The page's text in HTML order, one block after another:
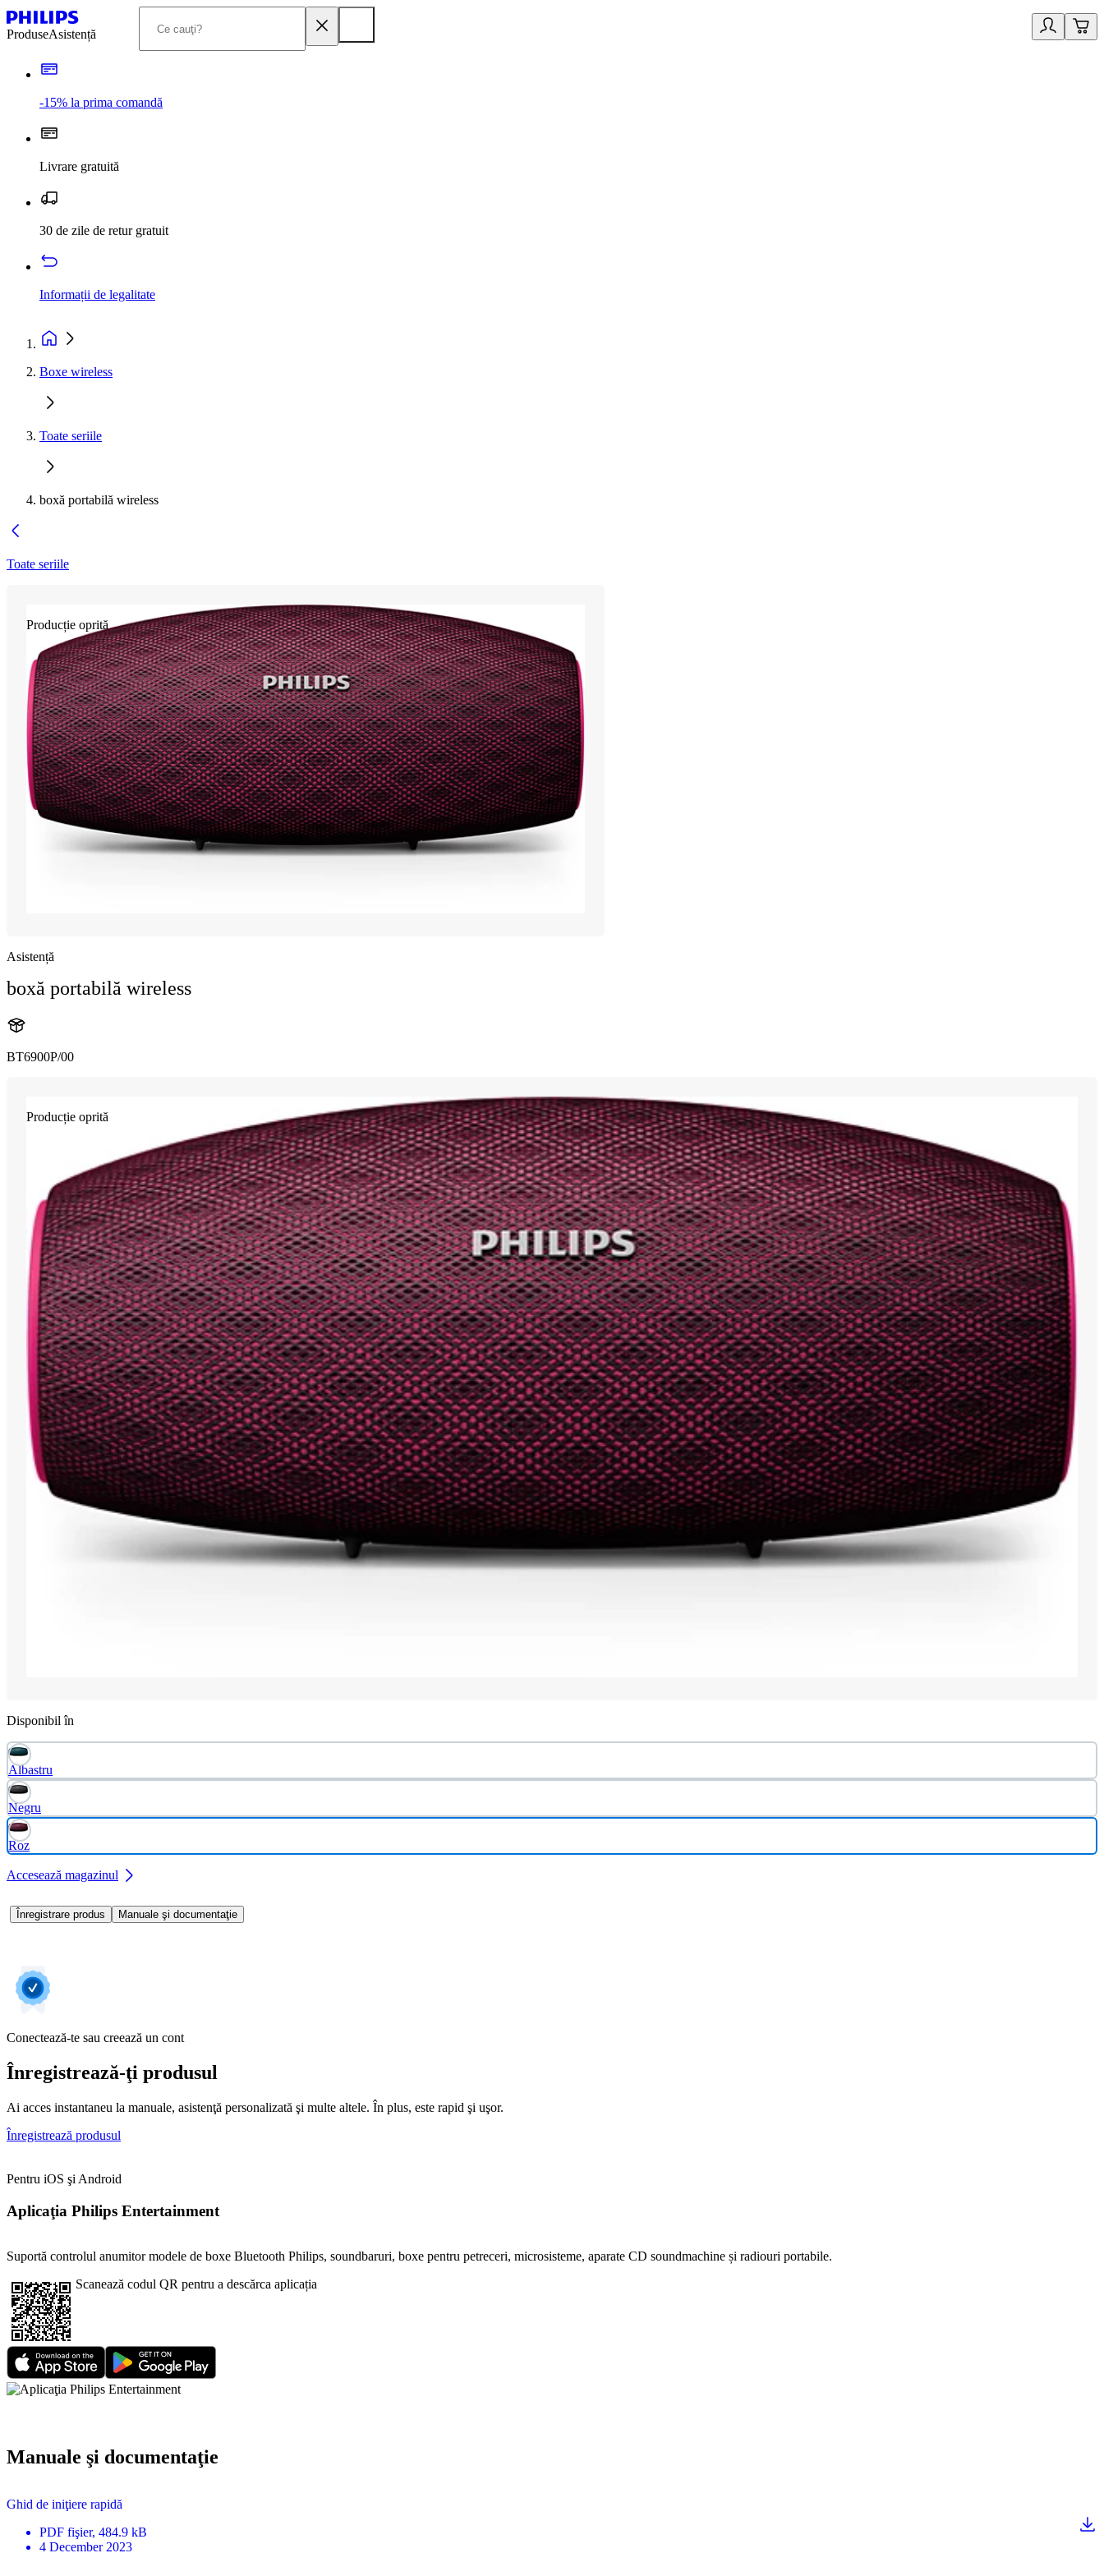
ProduseAsistență
-15% la prima comandă
Livrare gratuită
30 de zile de retur gratuit
Informații de legalitate
Boxe wireless
Toate seriile
boxă portabilă wireless
Toate seriile
Producție oprită
Asistență
boxă portabilă wireless
BT6900P/00
Producție oprită
Disponibil în
Albastru
Negru
Roz
Accesează magazinul
Înregistrare produs Manuale şi documentaţie
Conectează-te sau creează un cont
Înregistrează-ţi produsul
Ai acces instantaneu la manuale, asistenţă personalizată şi multe altele. În plus, este rapid şi uşor.
Înregistrează produsul
Pentru iOS şi Android
Aplicaţia Philips Entertainment
Suportă controlul anumitor modele de boxe Bluetooth Philips, soundbaruri, boxe pentru petreceri, microsisteme, aparate CD soundmachine și radiouri portabile.
Scanează codul QR pentru a descărca aplicația
Manuale şi documentaţie
Ghid de iniţiere rapidă
PDF fişier, 484.9 kB
4 December 2023